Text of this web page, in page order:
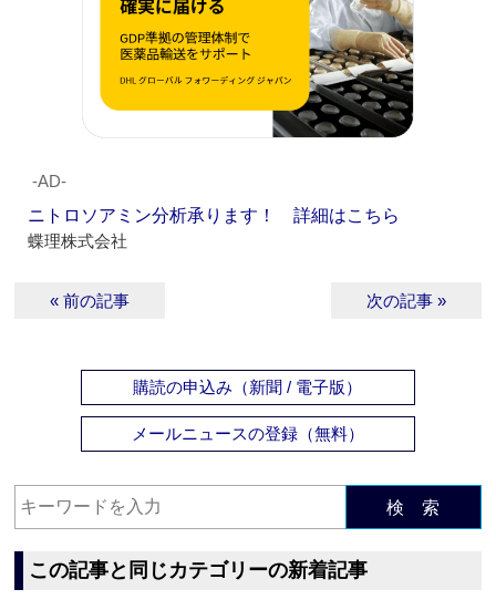
‐AD‐
ニトロソアミン分析承ります！ 詳細はこちら
蝶理株式会社
« 前の記事 次の記事 »
購読の申込み（新聞 / 電子版）
メールニュースの登録（無料）
検 索
この記事と同じカテゴリーの新着記事